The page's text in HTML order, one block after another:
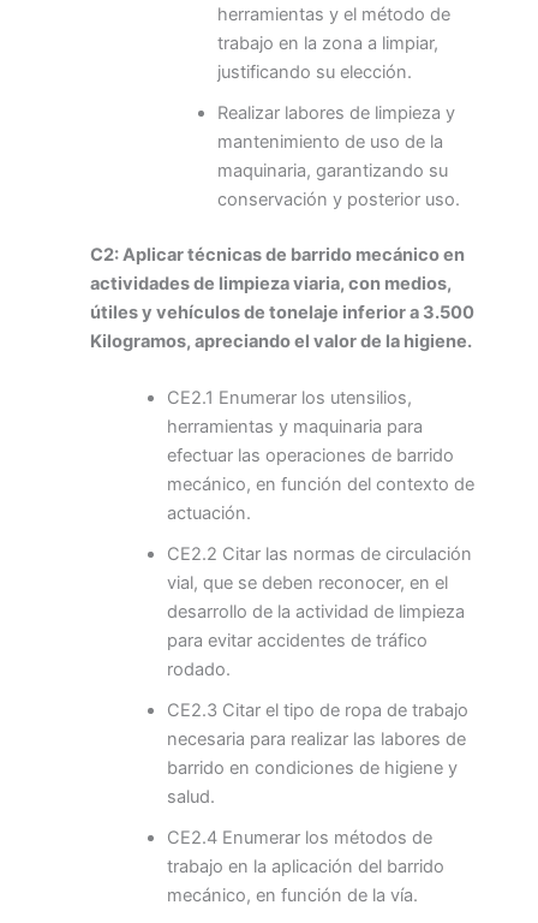
herramientas y el método de
trabajo en la zona a limpiar,
justificando su elección.
Realizar labores de limpieza y
mantenimiento de uso de la
maquinaria, garantizando su
conservación y posterior uso.
C2: Aplicar técnicas de barrido mecánico en
actividades de limpieza viaria, con medios,
útiles y vehículos de tonelaje inferior a 3.500
Kilogramos, apreciando el valor de la higiene.
CE2.1 Enumerar los utensilios,
herramientas y maquinaria para
efectuar las operaciones de barrido
mecánico, en función del contexto de
actuación.
CE2.2 Citar las normas de circulación
vial, que se deben reconocer, en el
desarrollo de la actividad de limpieza
para evitar accidentes de tráfico
rodado.
CE2.3 Citar el tipo de ropa de trabajo
necesaria para realizar las labores de
barrido en condiciones de higiene y
salud.
CE2.4 Enumerar los métodos de
trabajo en la aplicación del barrido
mecánico, en función de la vía.